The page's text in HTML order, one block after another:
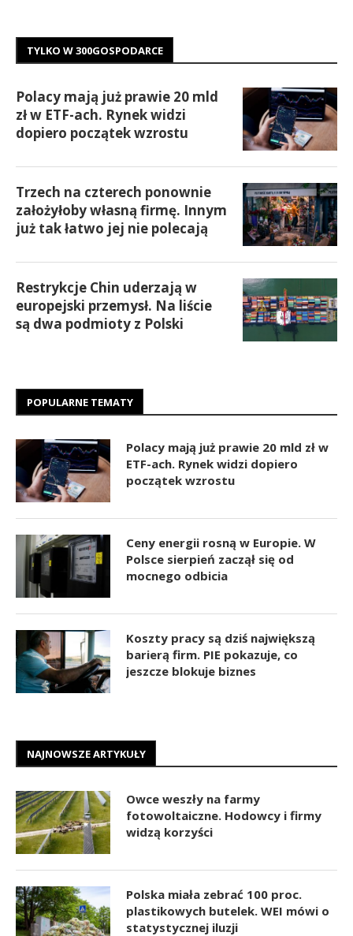
TYLKO W 300GOSPODARCE
Polacy mają już prawie 20 mld
zł w ETF-ach. Rynek widzi
dopiero początek wzrostu
Trzech na czterech ponownie
założyłoby własną firmę. Innym
już tak łatwo jej nie polecają
Restrykcje Chin uderzają w
europejski przemysł. Na liście
są dwa podmioty z Polski
POPULARNE TEMATY
Polacy mają już prawie 20 mld zł w
ETF-ach. Rynek widzi dopiero
początek wzrostu
Ceny energii rosną w Europie. W
Polsce sierpień zaczął się od
mocnego odbicia
Koszty pracy są dziś największą
barierą firm. PIE pokazuje, co
jeszcze blokuje biznes
NAJNOWSZE ARTYKUŁY
Owce weszły na farmy
fotowoltaiczne. Hodowcy i firmy
widzą korzyści
Polska miała zebrać 100 proc.
plastikowych butelek. WEI mówi o
statystycznej iluzji